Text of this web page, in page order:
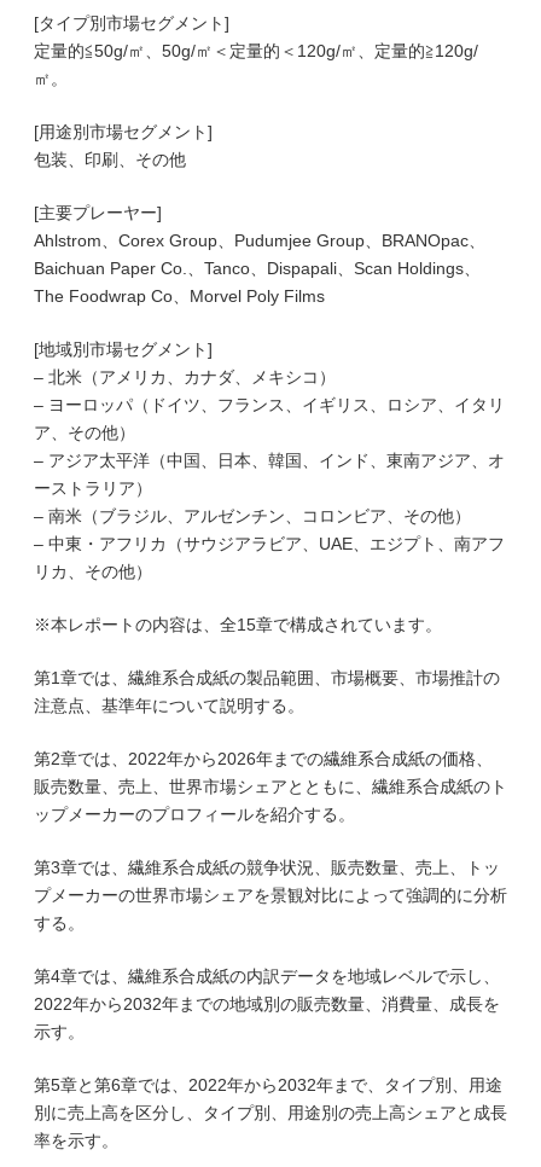
[タイプ別市場セグメント]
定量的≦50g/㎡、50g/㎡＜定量的＜120g/㎡、定量的≧120g/
㎡。
[用途別市場セグメント]
包装、印刷、その他
[主要プレーヤー]
Ahlstrom、Corex Group、Pudumjee Group、BRANOpac、
Baichuan Paper Co.、Tanco、Dispapali、Scan Holdings、
The Foodwrap Co、Morvel Poly Films
[地域別市場セグメント]
– 北米（アメリカ、カナダ、メキシコ）
– ヨーロッパ（ドイツ、フランス、イギリス、ロシア、イタリ
ア、その他）
– アジア太平洋（中国、日本、韓国、インド、東南アジア、オ
ーストラリア）
– 南米（ブラジル、アルゼンチン、コロンビア、その他）
– 中東・アフリカ（サウジアラビア、UAE、エジプト、南アフ
リカ、その他）
※本レポートの内容は、全15章で構成されています。
第1章では、繊維系合成紙の製品範囲、市場概要、市場推計の
注意点、基準年について説明する。
第2章では、2022年から2026年までの繊維系合成紙の価格、
販売数量、売上、世界市場シェアとともに、繊維系合成紙のト
ップメーカーのプロフィールを紹介する。
第3章では、繊維系合成紙の競争状況、販売数量、売上、トッ
プメーカーの世界市場シェアを景観対比によって強調的に分析
する。
第4章では、繊維系合成紙の内訳データを地域レベルで示し、
2022年から2032年までの地域別の販売数量、消費量、成長を
示す。
第5章と第6章では、2022年から2032年まで、タイプ別、用途
別に売上高を区分し、タイプ別、用途別の売上高シェアと成長
率を示す。